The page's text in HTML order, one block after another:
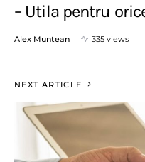
– Utila pentru
Alex Muntean 335 views
NEXT ARTICLE